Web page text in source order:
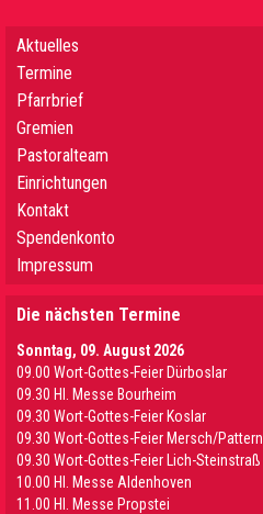
Aktuelles
Termine
Pfarrbrief
Gremien
Pastoralteam
Einrichtungen
Kontakt
Spendenkonto
Impressum
Die nächsten Termine
Sonntag, 09. August 2026
09.00 Wort-Gottes-Feier Dürboslar
09.30 HI. Messe Bourheim
09.30 Wort-Gottes-Feier Koslar
09.30 Wort-Gottes-Feier Mersch/Pattern
09.30 Wort-Gottes-Feier Lich-Steinstraß
10.00 Hl. Messe Aldenhoven
11.00 Hl. Messe Propstei